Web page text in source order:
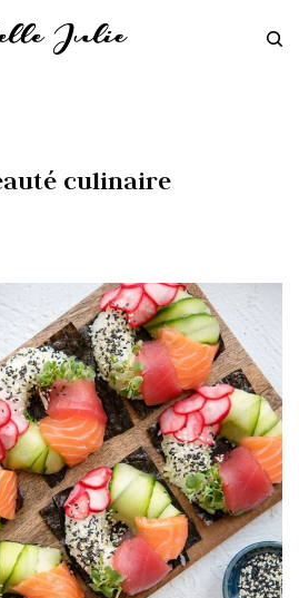
culinaire